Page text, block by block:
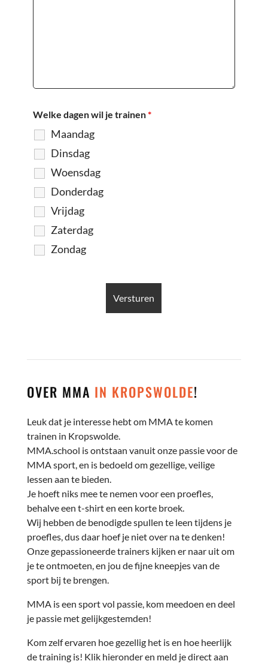
Welke dagen wil je trainen*
Maandag
Dinsdag
Woensdag
Donderdag
Vrijdag
Zaterdag
Zondag
OVER MMA IN KROPSWOLDE!
Leuk dat je interesse hebt om MMA te komen
trainen in Kropswolde.
MMA.school is ontstaan vanuit onze passie voor de
MMA sport, en is bedoeld om gezellige, veilige
lessen aan te bieden.
Je hoeft niks mee te nemen voor een proefles,
behalve een t-shirt en een korte broek.
Wij hebben de benodigde spullen te leen tijdens je
proefles, dus daar hoef je niet over na te denken!
Onze gepassioneerde trainers kijken er naar uit om
je te ontmoeten, en jou de fijne kneepjes van de
sport bij te brengen.
MMA is een sport vol passie, kom meedoen en deel
je passie met gelijkgestemden!
Kom zelf ervaren hoe gezellig het is en hoe heerlijk
de training is! Klik hieronder en meld je direct aan